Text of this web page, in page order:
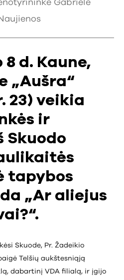
Gabrielė
8 d. Kaune,
„Aušra“
23) veikia
ir
Skuodo
tapybos
„Ar aliejus
Skuode, Pr. Žadeikio
Telšių aukštesniąją
dabartinį VDA filialą, ir įgijo